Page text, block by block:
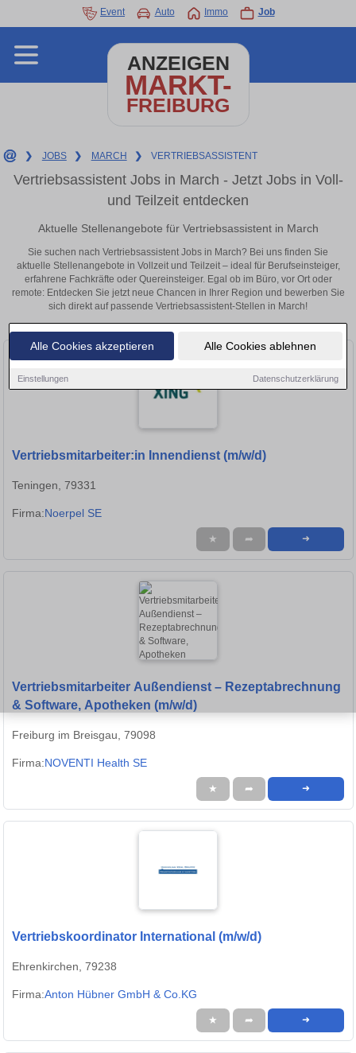
Alle Cookies akzeptieren Alle Cookies ablehnen
Einstellungen Datenschutzerklärung
Event Auto Immo Job
ANZEIGEN
MARKT-
FREIBURG
❯ JOBS ❯ MARCH ❯ VERTRIEBSASSISTENT
Vertriebsassistent Jobs in March - Jetzt Jobs in Voll-
und Teilzeit entdecken
Aktuelle Stellenangebote für Vertriebsassistent in March
Sie suchen nach Vertriebsassistent Jobs in March? Bei uns finden Sie
aktuelle Stellenangebote in Vollzeit und Teilzeit – ideal für Berufseinsteiger,
erfahrene Fachkräfte oder Quereinsteiger. Egal ob im Büro, vor Ort oder
remote: Entdecken Sie jetzt neue Chancen in Ihrer Region und bewerben Sie
sich direkt auf passende Vertriebsassistent-Stellen in March!
Vertriebsmitarbeiter:in Innendienst (m/w/d)
Teningen, 79331
Firma:Noerpel SE
★ ➦ ➜
Vertriebsmitarbeiter Außendienst – Rezeptabrechnung
& Software, Apotheken (m/w/d)
Freiburg im Breisgau, 79098
Firma:NOVENTI Health SE
★ ➦ ➜
Vertriebskoordinator International (m/w/d)
Ehrenkirchen, 79238
Firma:Anton Hübner GmbH & Co.KG
★ ➦ ➜